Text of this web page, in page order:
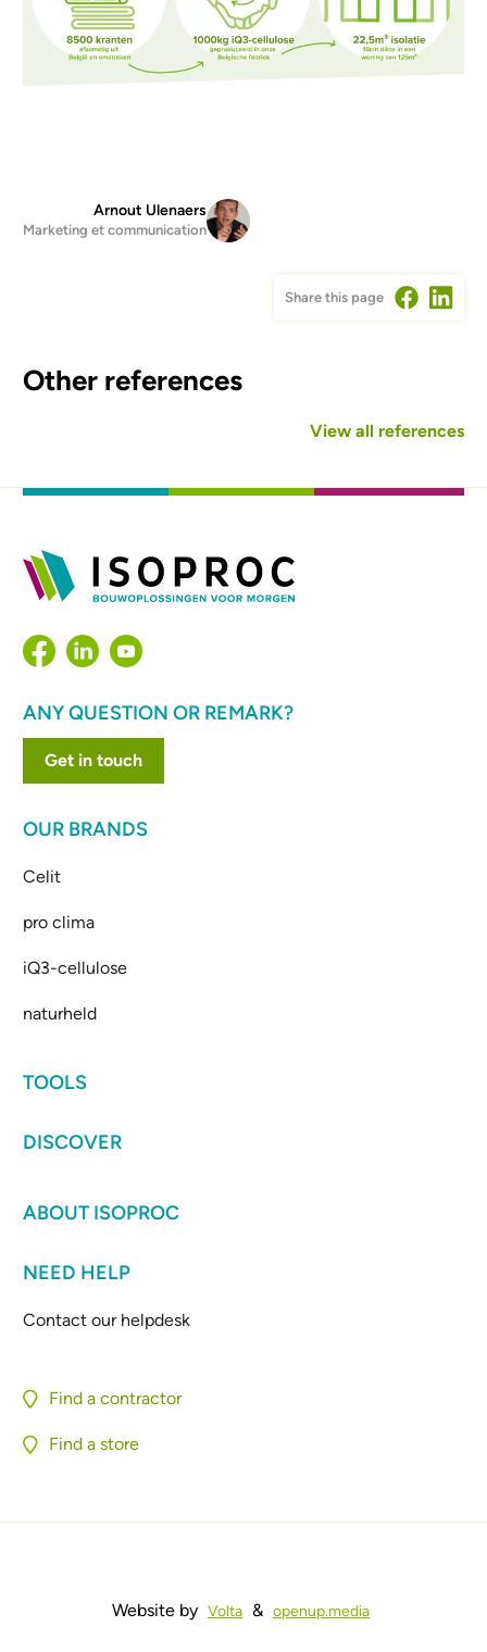
Arnout Ulenaers
Marketing et communication
Share this page
Other references
View all references
ANY QUESTION OR REMARK?
Get in touch
OUR BRANDS
Celit
pro clima
iQ3-cellulose
naturheld
TOOLS
DISCOVER
ABOUT ISOPROC
NEED HELP
Contact our helpdesk
Find a contractor
Find a store
Website by Volta & openup.media